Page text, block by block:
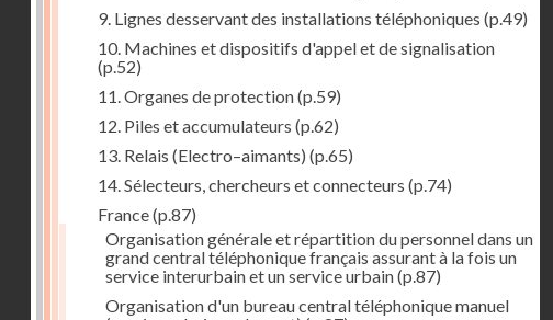
9. Lignes desservant des installations téléphoniques (p.49)
10. Machines et dispositifs d'appel et de signalisation
(p.52)
11. Organes de protection(p.59)
12. Piles et accumulateurs (p.62)
13. Relais (Electro–aimants) (p.65)
14. Sélecteurs, chercheurs et connecteurs (p.74)
France(p.87)
Organisation générale et répartition du personnel dans un
grand central téléphonique français assurant à la fois un
service interurbain et un service urbain(p.87)
Organisation d'un bureau central téléphonique manuel